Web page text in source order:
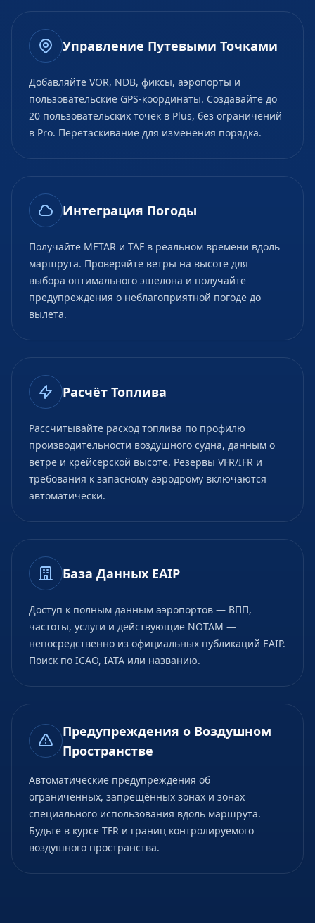
Управление Путевыми Точками
Добавляйте VOR, NDB, фиксы, аэропорты и
пользовательские GPS-координаты. Создавайте до
20 пользовательских точек в Plus, без ограничений
в Pro. Перетаскивание для изменения порядка.
Интеграция Погоды
Получайте METAR и TAF в реальном времени вдоль
маршрута. Проверяйте ветры на высоте для
выбора оптимального эшелона и получайте
предупреждения о неблагоприятной погоде до
вылета.
Расчёт Топлива
Рассчитывайте расход топлива по профилю
производительности воздушного судна, данным о
ветре и крейсерской высоте. Резервы VFR/IFR и
требования к запасному аэродрому включаются
автоматически.
База Данных EAIP
Доступ к полным данным аэропортов — ВПП,
частоты, услуги и действующие NOTAM —
непосредственно из официальных публикаций EAIP.
Поиск по ICAO, IATA или названию.
Предупреждения о Воздушном
Пространстве
Автоматические предупреждения об
ограниченных, запрещённых зонах и зонах
специального использования вдоль маршрута.
Будьте в курсе TFR и границ контролируемого
воздушного пространства.